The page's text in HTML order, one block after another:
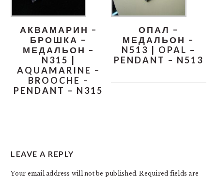
АКВАМАРИН –
БРОШКА –
МЕДАЛЬОН –
N315 |
AQUAMARINE –
BROOCHE –
PENDANT – N315
ОПАЛ –
МЕДАЛЬОН –
N513 | OPAL –
PENDANT – N513
INTERACTIONS
LEAVE A REPLY
Your email address will not be published. Required fields are